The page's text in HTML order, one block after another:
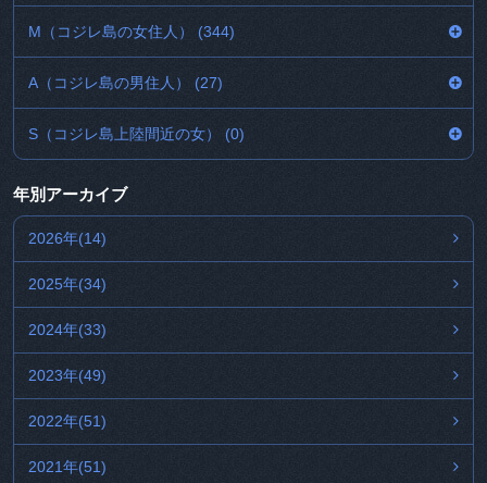
M（コジレ島の女住人） (344)
A（コジレ島の男住人） (27)
S（コジレ島上陸間近の女） (0)
年別アーカイブ
2026年(14)
2025年(34)
2024年(33)
2023年(49)
2022年(51)
2021年(51)